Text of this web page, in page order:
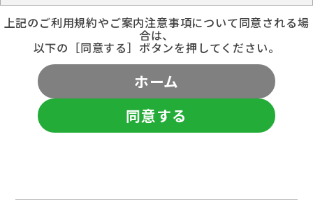
上記のご利用規約やご案内注意事項について同意される場
合は、
以下の［同意する］ボタンを押してください。
ホーム
同意する